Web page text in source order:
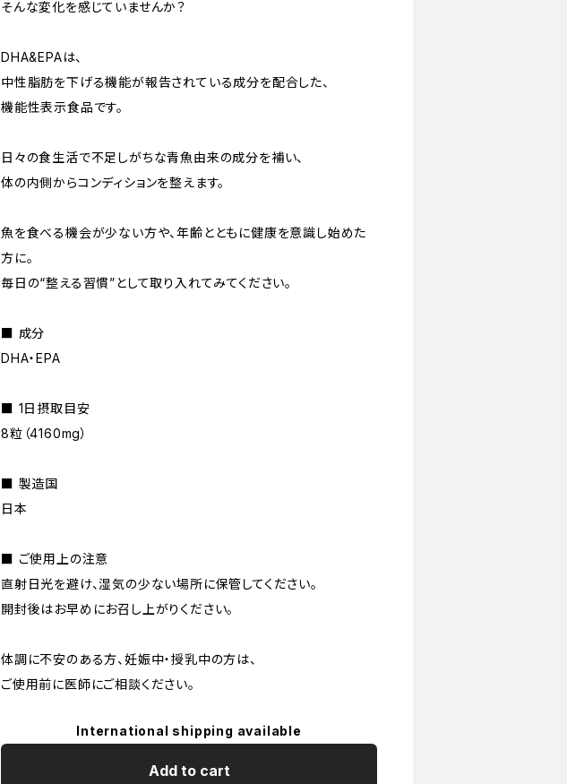
そんな変化を感じていませんか？
DHA&EPAは、
中性脂肪を下げる機能が報告されている成分を配合した、
機能性表示食品です。
日々の食生活で不足しがちな青魚由来の成分を補い、
体の内側からコンディションを整えます。
魚を食べる機会が少ない方や、年齢とともに健康を意識し始めた
方に。
毎日の“整える習慣”として取り入れてみてください。
■ 成分
DHA・EPA
■ 1日摂取目安
8粒（4160mg）
■ 製造国
日本
■ ご使用上の注意
直射日光を避け、湿気の少ない場所に保管してください。
開封後はお早めにお召し上がりください。
体調に不安のある方、妊娠中・授乳中の方は、
ご使用前に医師にご相談ください。
International shipping available
Add to cart